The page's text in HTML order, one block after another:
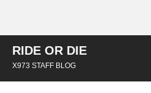
RIDE OR DIE
X973 STAFF BLOG